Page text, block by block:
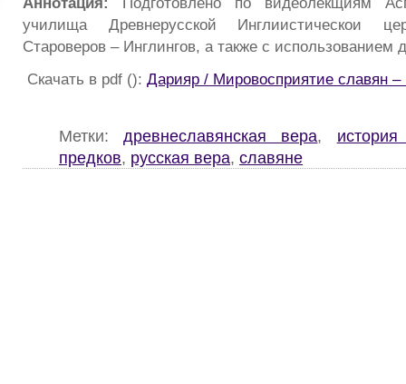
училища Древнерусской Инглиистическои
Староверов – Инглингов, а также с использованием
Скачать в pdf (): Дарияр / Мировосприятие
Метки:древнеславянская вера,
предков, русская вера, славяне